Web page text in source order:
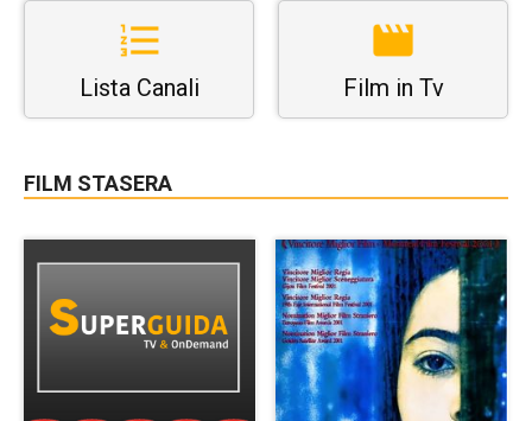
Lista Canali Film in Tv
FILM STASERA